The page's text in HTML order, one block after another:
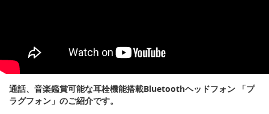
通話、音楽鑑賞可能な耳栓機能搭載Bluetoothヘッドフォン 「プ
ラグフォン」のご紹介です。